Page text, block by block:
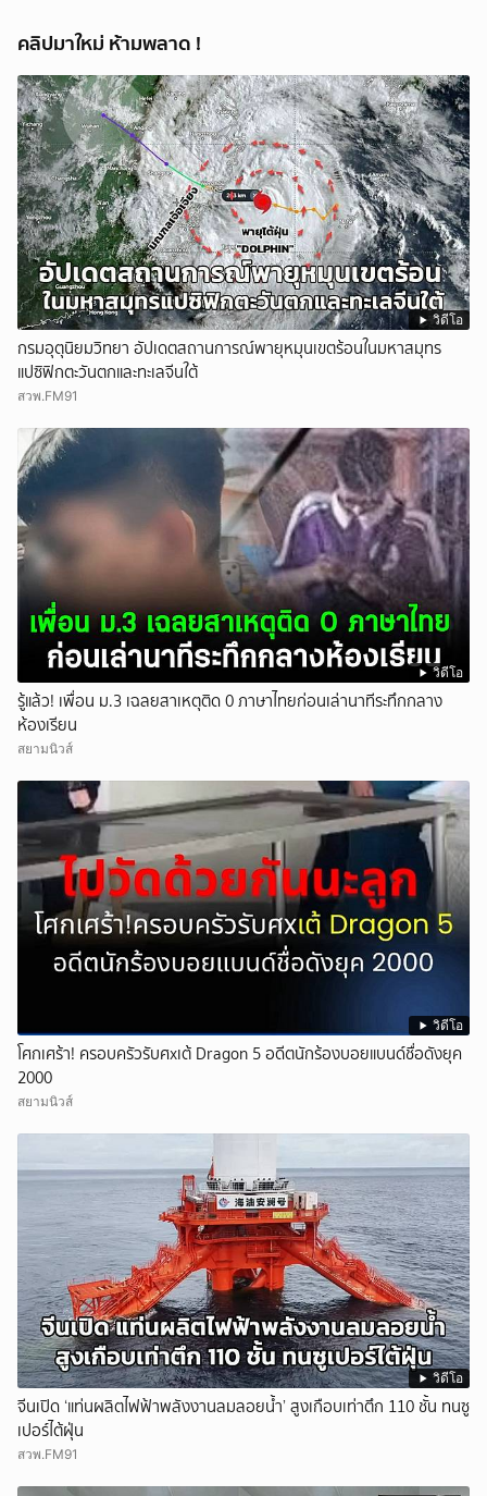
คลิปมาใหม่ ห้ามพลาด !
วิดีโอ
กรมอุตุนิยมวิทยา อัปเดตสถานการณ์พายุหมุนเขตร้อนในมหาสมุทร
แปซิฟิกตะวันตกและทะเลจีนใต้
สวพ.FM91
วิดีโอ
รู้แล้ว! เพื่อน ม.3 เฉลยสาเหตุติด 0 ภาษาไทยก่อนเล่านาทีระทึกกลาง
ห้องเรียน
สยามนิวส์
วิดีโอ
โศกเศร้า! ครอบครัวรับศxเต้ Dragon 5 อดีตนักร้องบอยแบนด์ชื่อดังยุค
2000
สยามนิวส์
วิดีโอ
จีนเปิด ‘แท่นผลิตไฟฟ้าพลังงานลมลอยน้ำ’ สูงเกือบเท่าตึก 110 ชั้น ทนซู
เปอร์ไต้ฝุ่น
สวพ.FM91